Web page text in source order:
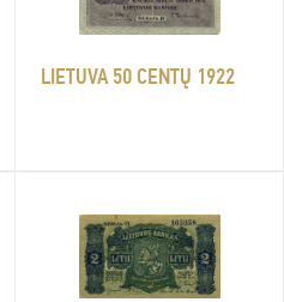
LIETUVA 50 CENTŲ 1922